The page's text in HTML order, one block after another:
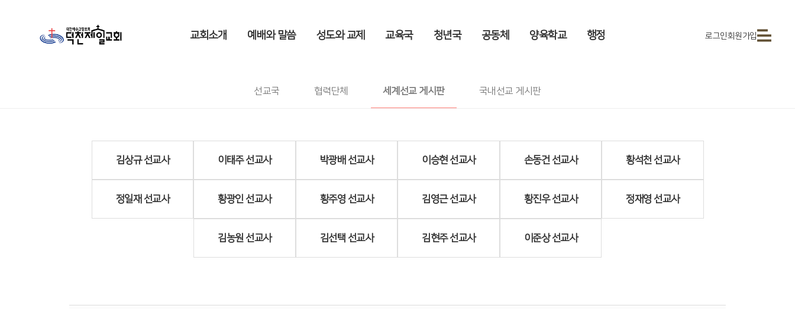
교회소개 예배와 말씀 성도와 교제 교육국 청년국 공동체 양육학교 행정 로그인회원가입
선교국 협력단체 세계선교 게시판 국내선교 게시판
김상규 선교사 이태주 선교사 박광배 선교사 이승현 선교사 손동건 선교사 황석천 선교사
정일재 선교사 황광인 선교사 황주영 선교사 김영근 선교사 황진우 선교사 정재영 선교사
김농원 선교사 김선택 선교사 김현주 선교사 이준상 선교사